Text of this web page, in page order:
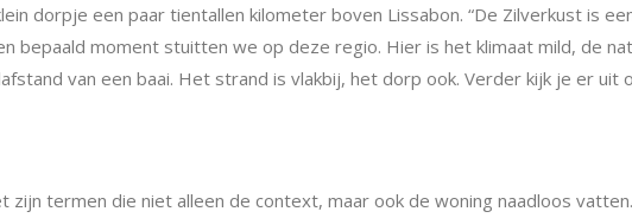
dorpje een paar tientallen kilometerboven Lissabon. “De Zilverkust is
bepaald moment stuitten we op deze regio. Hier is het klimaat mild, de
van een baai. Het strand is vlakbij, het dorp ook. Verder kijk je er uit
zijn termen die niet alleen de context, maar ook de woning naadloos